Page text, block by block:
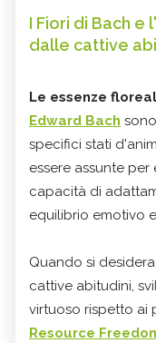
I Fiori di Bach e
dalle cattive
Le essenze
Edward Bach
specifici stati
essere assunte
capacità di
equilibrio emotivo
Quando si
cattive abitudini,
virtuoso rispetto ai
Resource